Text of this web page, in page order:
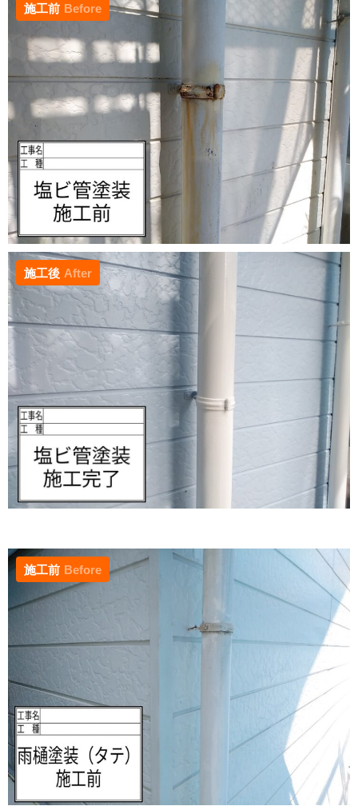
施工前 Before
施工後 After
施工前 Before